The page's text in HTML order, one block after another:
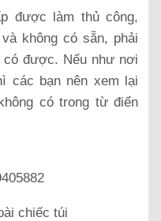
được làm thủ công,
không có sẵn, phải
được. Nếu như nơi
các bạn nên xem lại
có trong từ điển
chiếc túi